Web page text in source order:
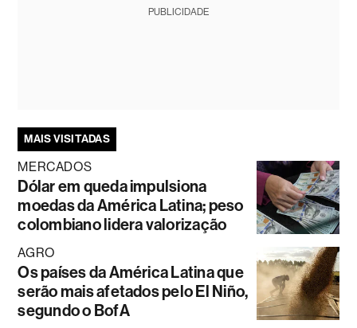
PUBLICIDADE
MAIS VISITADAS
MERCADOS
Dólar em queda impulsiona
moedas da América Latina; peso
colombiano lidera valorização
AGRO
Os países da América Latina que
serão mais afetados pelo El Niño,
segundo o BofA